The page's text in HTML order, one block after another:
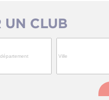
UN CLUB